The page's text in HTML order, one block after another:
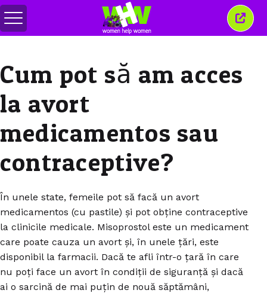
Comută
meniul
Cum pot să am acces
la avort
medicamentos sau
contraceptive?
În unele state, femeile pot să facă un avort
medicamentos (cu pastile) și pot obține contraceptive
la clinicile medicale. Misoprostol este un medicament
care poate cauza un avort și, în unele țări, este
disponibil la farmacii. Dacă te afli într-o țară în care
nu poți face un avort în condiții de siguranță și dacă
ai o sarcină de mai puțin de nouă săptămâni,